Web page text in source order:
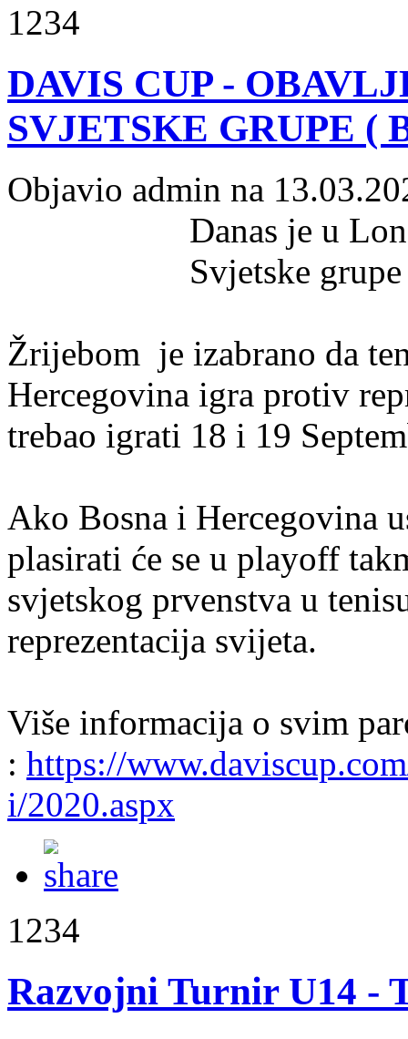
1234
DAVIS CUP -
SVJETSKE GRUPE (
Objavio admin na
Danas je u
Svjetske
Žrijebom je izabrano da
Hercegovina igra protiv
trebao igrati 18 i 19
Ako Bosna i Hercegovina
plasirati će se u playoff
svjetskog prvenstva u
reprezentacija svijeta.
Više informacija o svim
: https://
i/2020.aspx
1234
Razvojni Turnir U14 -